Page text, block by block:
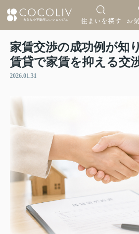
家賃交渉の成功例が知
賃貸で家賃を抑える交
2026.01.31